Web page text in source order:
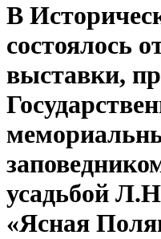
В
состоялось
выставки,
усадьбой
«Ясная